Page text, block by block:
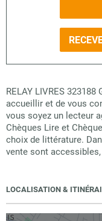
RELAY LIVRES 323188
accueillir et de vous
vous soyez un lecteur
Chèques Lire et
choix de littérature.
vente sont
LOCALISATION &